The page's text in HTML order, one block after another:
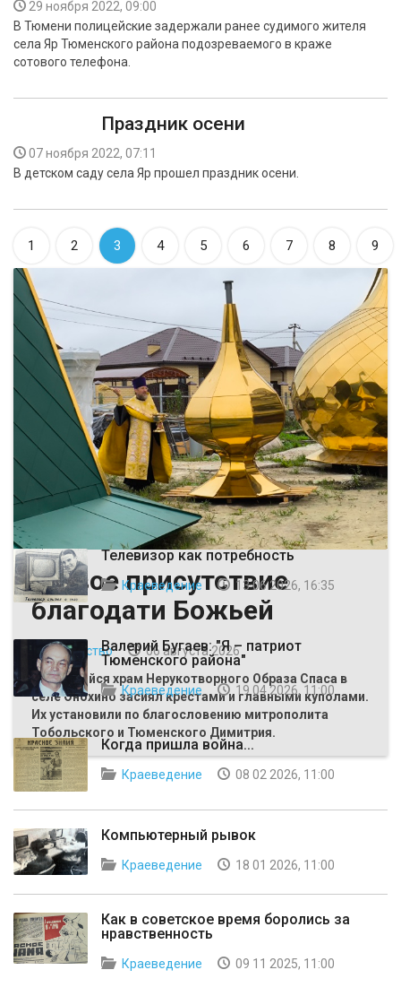
29 ноября 2022, 09:00
В Тюмени полицейские задержали ранее судимого жителя
села Яр Тюменского района подозреваемого в краже
сотового телефона.
Праздник осени
07 ноября 2022, 07:11
В детском саду села Яр прошел праздник осени.
1 2 3 4 5 6 7 8 9
Живое присутствие
благодати Божьей
Общество
06 августа 2026
Строящийся храм Нерукотворного Образа Спаса в
селе Онохино засиял крестами и главными куполами.
Их установили по благословению митрополита
Тобольского и Тюменского Димитрия.
ВЫБОР РЕДАКЦИИ
Телевизор как потребность
Краеведение 13 06 2026, 16:35
Валерий Бугаев: "Я – патриот
Тюменского района"
Краеведение 19 04 2026, 11:00
Когда пришла война...
Краеведение 08 02 2026, 11:00
Компьютерный рывок
Краеведение 18 01 2026, 11:00
Как в советское время боролись за
нравственность
Краеведение 09 11 2025, 11:00